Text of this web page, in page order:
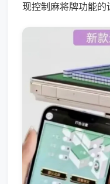
现控制麻将牌功能的